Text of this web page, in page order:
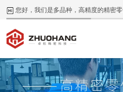
您好，我们是多品种，高精度的精密